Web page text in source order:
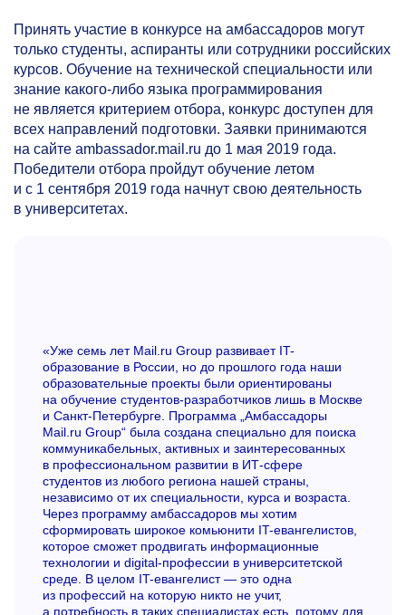
Принять участие в конкурсе на амбассадоров могут
только студенты, аспиранты или сотрудники российских
курсов. Обучение на технической специальности или
знание какого-либо языка программирования
не является критерием отбора, конкурс доступен для
всех направлений подготовки. Заявки принимаются
на сайте ambassador.mail.ru до 1 мая 2019 года.
Победители отбора пройдут обучение летом
и с 1 сентября 2019 года начнут свою деятельность
в университетах.
«Уже семь лет Mail.ru Group развивает IT-
образование в России, но до прошлого года наши
образовательные проекты были ориентированы
на обучение студентов-разработчиков лишь в Москве
и Санкт-Петербурге. Программа „Амбассадоры
Mail.ru Group“ была создана специально для поиска
коммуникабельных, активных и заинтересованных
в профессиональном развитии в ИТ-сфере
студентов из любого региона нашей страны,
независимо от их специальности, курса и возраста.
Через программу амбассадоров мы хотим
сформировать широкое комьюнити IT-евангелистов,
которое сможет продвигать информационные
технологии и digital-профессии в университетской
среде. В целом IT-евангелист — это одна
из профессий на которую никто не учит,
а потребность в таких специалистах есть, потому для